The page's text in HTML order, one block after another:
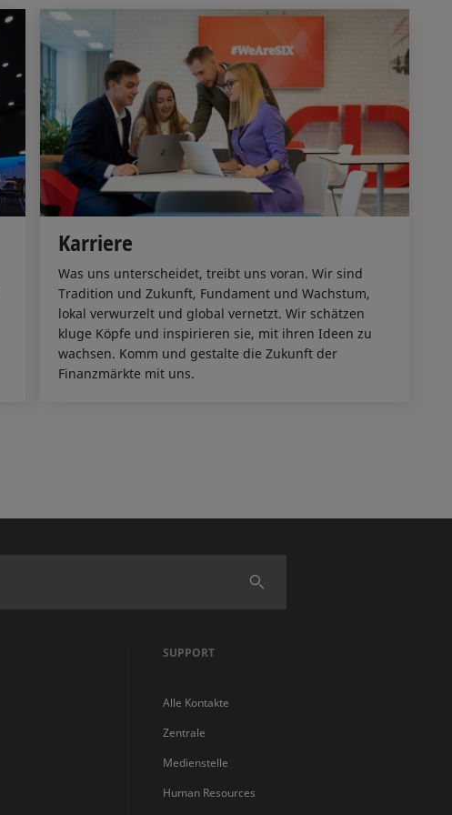
Karriere
Was uns unterscheidet, treibt uns voran. Wir sind
Tradition und Zukunft, Fundament und Wachstum,
lokal verwurzelt und global vernetzt. Wir schätzen
kluge Köpfe und inspirieren sie, mit ihren Ideen zu
wachsen. Komm und gestalte die Zukunft der
Finanzmärkte mit uns.
Finden
SUPPORT
Alle Kontakte
Zentrale
Medienstelle
Human Resources